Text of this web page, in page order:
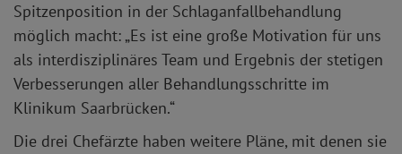
Spitzenposition in der Schlaganfallbehandlung
möglich macht: „Es ist eine große Motivation für uns
als interdisziplinäres Team und Ergebnis der stetigen
Verbesserungen aller Behandlungsschritte im
Klinikum Saarbrücken.“
Die drei Chefärzte haben weitere Pläne, mit denen sie